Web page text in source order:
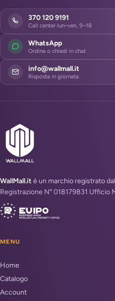
370 120 9191
Call center lun–ven, 9–18
WhatsApp
Ordina o chiedi in chat
info@wallmall.it
Risposta in giornata
WallMall.it è un marchio registrato
Registrazione N° 018179831 Ufficio
MENU
Home
Catalogo
Account